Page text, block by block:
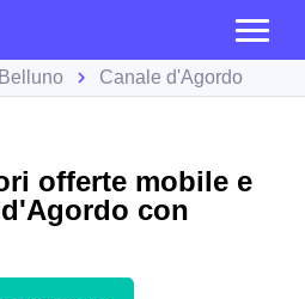
Belluno Canale d'Agordo